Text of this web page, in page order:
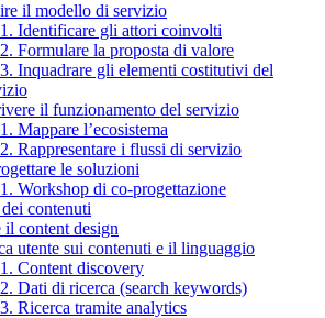
il modello di servizio
Identificare gli attori coinvolti
Formulare la proposta di valore
Inquadrare gli elementi costitutivi del
il funzionamento del servizio
Mappare l’ecosistema
Rappresentare i flussi di servizio
le soluzioni
Workshop di co-progettazione
contenuti
il content design
utente sui contenuti e il linguaggio
Content discovery
Dati di ricerca (search keywords)
Ricerca tramite analytics